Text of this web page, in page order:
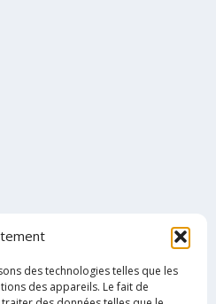
des technologies telles que les
des appareils. Le fait de